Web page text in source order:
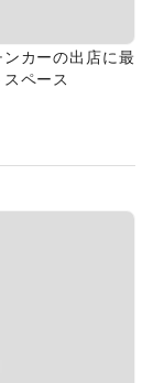
カーの出店に最
ペース